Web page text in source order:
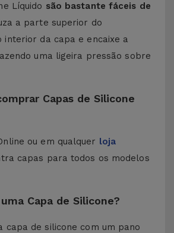
Líquido são bastante fáceis de
a parte superior do
interior da capa e encaixe a
uma ligeira pressão sobre
Capas de Silicone
ou em qualquer loja
capas para todos os modelos
Capa de Silicone?
capa de silicone com um pano